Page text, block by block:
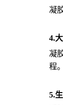
凝
4.
凝
程。
5.